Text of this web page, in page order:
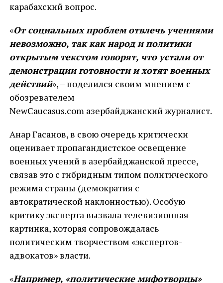
карабахский вопрос.
«От социальных проблем отвлечь учениями
невозможно, так как народ и политики
открытым текстом говорят, что устали от
демонстрации готовности и хотят военных
действий», – поделился своим мнением с
обозревателем
NewCaucasus.com азербайджанский журналист.
Анар Гасанов, в свою очередь критически
оценивает пропагандистское освещение
военных учений в азербайджанской прессе,
связав это с гибридным типом политического
режима страны (демократия с
автократической наклонностью). Особую
критику эксперта вызвала телевизионная
картинка, которая сопровождалась
политическим творчеством «экспертов-
адвокатов» власти.
«Например, «политические мифотворцы»